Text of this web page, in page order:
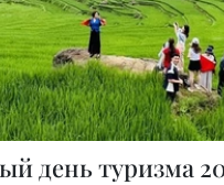
день туризма